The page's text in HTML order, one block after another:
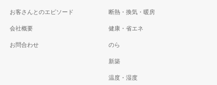
お客さんとのエピソード
会社概要
お問合わせ
断熱・換気・暖房
健康・省エネ
のら
新築
温度・湿度